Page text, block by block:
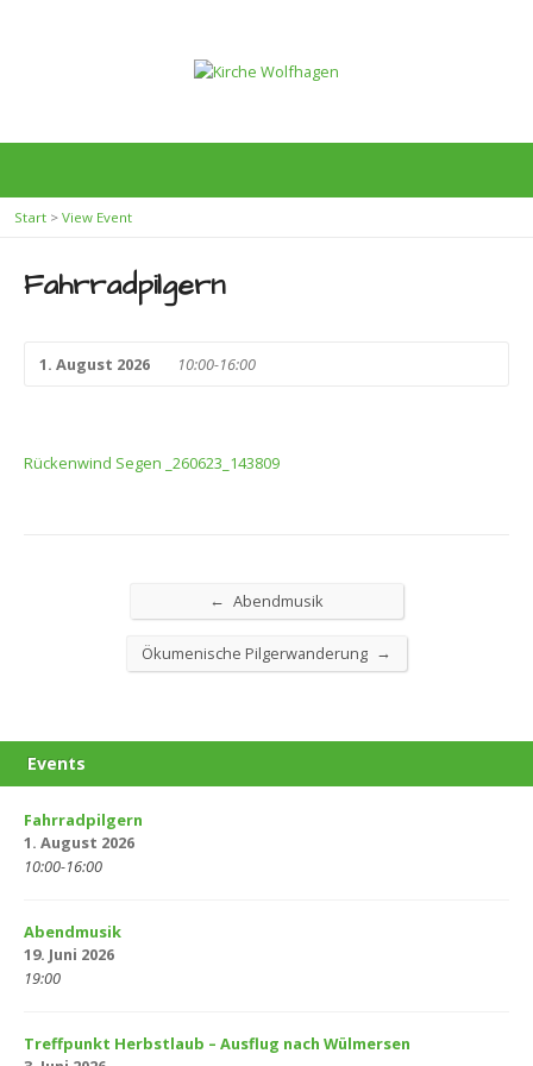
Start > View Event
Fahrradpilgern
1. August 2026 10:00-16:00
Rückenwind Segen _260623_143809
← Abendmusik
Ökumenische Pilgerwanderung →
Events
Fahrradpilgern
1. August 2026
10:00-16:00
Abendmusik
19. Juni 2026
19:00
Treffpunkt Herbstlaub – Ausflug nach Wülmersen